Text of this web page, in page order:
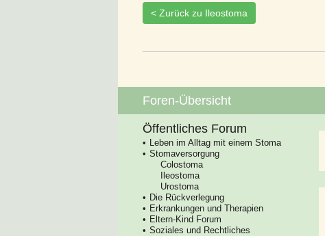
< Zurück zu Ileostoma
Foren-Übersicht
Öffentliches Forum
Leben im Alltag mit einem Stoma
Stomaversorgung
Colostoma
Ileostoma
Urostoma
Die Rückverlegung
Erkrankungen und Therapien
Eltern-Kind Forum
Soziales und Rechtliches